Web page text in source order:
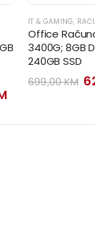
Current
1.799,00 KM.
IT & GAMING,
Office
3400G; 8GB
240GB SSD
699,00KM